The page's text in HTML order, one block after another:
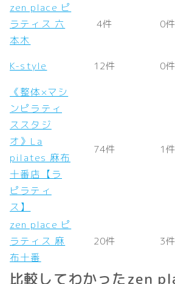
zen place ピ
ラティス 六
本木
4件 0件
K-style 12件 0件
《整体×マシ
ンピラティ
ススタジ
オ》La
pilates 麻布
十番店【ラ
ピラティ
ス】
74件 1件
zen place ピ
ラティス 麻
布十番
20件 3件
比較してわかったzen